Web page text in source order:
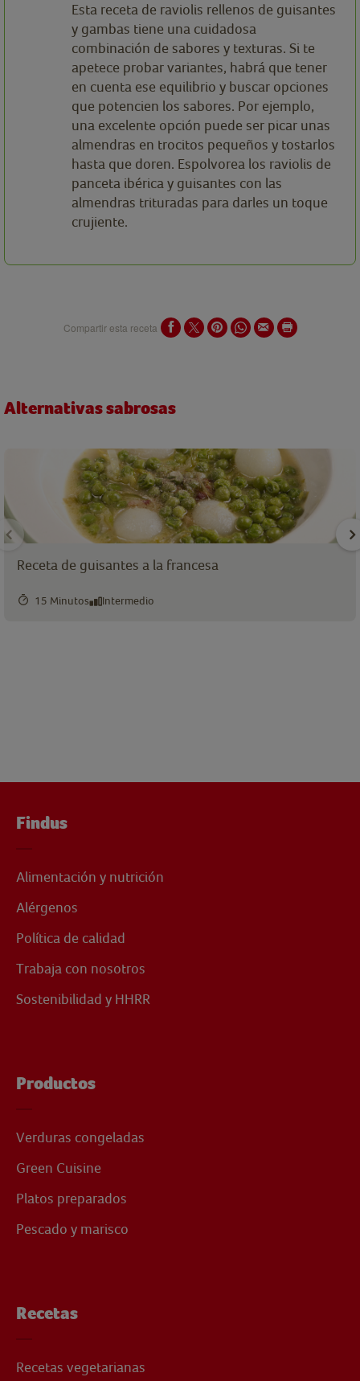
Esta receta de raviolis rellenos de guisantes
y gambas tiene una cuidadosa
combinación de sabores y texturas. Si te
apetece probar variantes, habrá que tener
en cuenta ese equilibrio y buscar opciones
que potencien los sabores. Por ejemplo,
una excelente opción puede ser picar unas
almendras en trocitos pequeños y tostarlos
hasta que doren. Espolvorea los raviolis de
panceta ibérica y guisantes con las
almendras trituradas para darles un toque
crujiente.
Compartir esta receta
Alternativas sabrosas
Receta de guisantes a la francesa
15 Minutos Intermedio
Findus
Alimentación y nutrición
Alérgenos
Política de calidad
Trabaja con nosotros
Sostenibilidad y HHRR
Productos
Verduras congeladas
Green Cuisine
Platos preparados
Pescado y marisco
Recetas
Recetas vegetarianas